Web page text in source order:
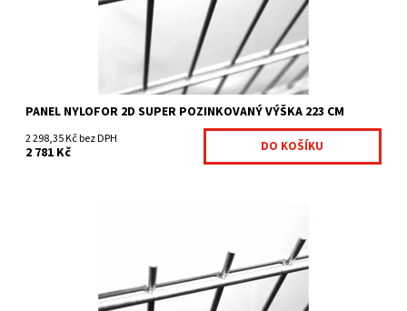
PANEL NYLOFOR 2D SUPER POZINKOVANÝ VÝŠKA 223 CM
2 298,35 Kč bez DPH
2 781 Kč
Svařované panely Nylofor 2D Super jsou: pevnější varianta
Nyloforu 2D průměr vertikálního drátu je 6 mm...
Na centrálním skladě
7009094-255
Betafence